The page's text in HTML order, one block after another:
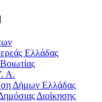
Ελλάδας
Α.
Δήμων Ελλάδας
Διοίκησης